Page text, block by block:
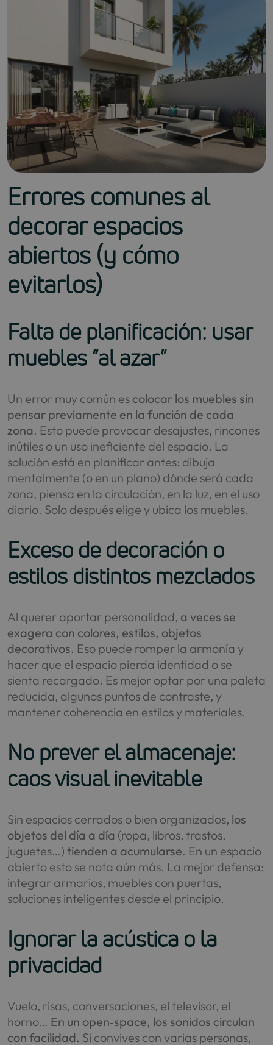
Errores comunes al
decorar espacios
abiertos (y cómo
evitarlos)
Falta de planificación: usar
muebles “al azar”
Un error muy común es colocar los muebles sin
pensar previamente en la función de cada
zona. Esto puede provocar desajustes, rincones
inútiles o un uso ineficiente del espacio. La
solución está en planificar antes: dibuja
mentalmente (o en un plano) dónde será cada
zona, piensa en la circulación, en la luz, en el uso
diario. Solo después elige y ubica los muebles.
Exceso de decoración o
estilos distintos mezclados
Al querer aportar personalidad, a veces se
exagera con colores, estilos, objetos
decorativos. Eso puede romper la armonía y
hacer que el espacio pierda identidad o se
sienta recargado. Es mejor optar por una paleta
reducida, algunos puntos de contraste, y
mantener coherencia en estilos y materiales.
No prever el almacenaje:
caos visual inevitable
Sin espacios cerrados o bien organizados, los
objetos del día a día (ropa, libros, trastos,
juguetes…) tienden a acumularse. En un espacio
abierto esto se nota aún más. La mejor defensa:
integrar armarios, muebles con puertas,
soluciones inteligentes desde el principio.
Ignorar la acústica o la
privacidad
Vuelo, risas, conversaciones, el televisor, el
horno… En un open‑space, los sonidos circulan
con facilidad. Si convives con varias personas,